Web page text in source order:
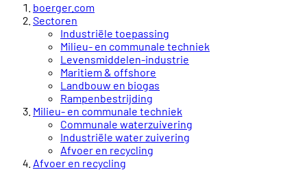
boerger.com
Sectoren
Industriële toepassing
Milieu- en communale techniek
Levensmiddelen-industrie
Maritiem & offshore
Landbouw en biogas
Rampenbestrijding
Milieu- en communale techniek
Communale waterzuivering
Industriële water zuivering
Afvoer en recycling
Afvoer en recycling